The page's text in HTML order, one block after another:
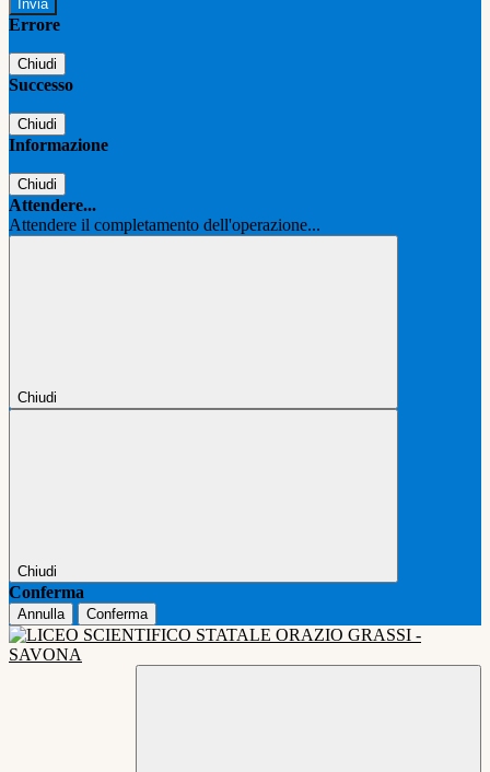
Errore
Chiudi
Successo
Chiudi
Informazione
Chiudi
Attendere...
Attendere il completamento dell'operazione...
Chiudi
Chiudi
Conferma
Annulla Conferma